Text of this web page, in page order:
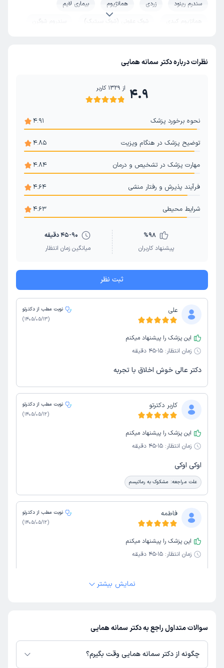
سندرم رینود زردی همانژیوم
بیماری لایم
همانژیوم کبدی
شوک عفونی (شوک سپتیک)
سندروم شوگرن
آرتروز گردن
آرتروز دست
نظرات درباره دکتر سمانه همایی
4.9 از 1329 کاربر
نحوه برخورد پزشک 4.91
توضیح پزشک در هنگام ویزیت 4.85
مهارت پزشک در تشخیص و درمان 4.84
فرآیند پذیرش و رفتار منشی 4.64
شرایط محیطی 4.63
%98
پیشنهاد کاربران
45-90 دقیقه
میانگین زمان انتظار
ثبت نظر
علی
نوبت مطب از دکترتو
(
1405/05/13
)
این پزشک را پیشنهاد میکنم
زمان انتظار: 15-45 دقیقه
دکتر عالی خوش اخلاق با تجربه
کاربر دکترتو
نوبت مطب از دکترتو
(
1405/05/12
)
این پزشک را پیشنهاد میکنم
زمان انتظار: 15-45 دقیقه
اوکی اوکی
علت مراجعه: مشکوک به رماتیسم
فاطمه
نوبت مطب از دکترتو
(
1405/05/12
)
این پزشک را پیشنهاد میکنم
زمان انتظار: 15-45 دقیقه
کاربر دکترتو
این پزشک را پیشنهاد میکنم
نمایش بیشتر
سوالات متداول راجع به دکتر سمانه همایی
چگونه از دکتر سمانه همایی وقت بگیرم؟